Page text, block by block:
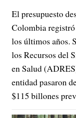
El presupuesto
Colombia
los últimos años.
los Recursos del
en Salud
entidad pasaron
$115 billones